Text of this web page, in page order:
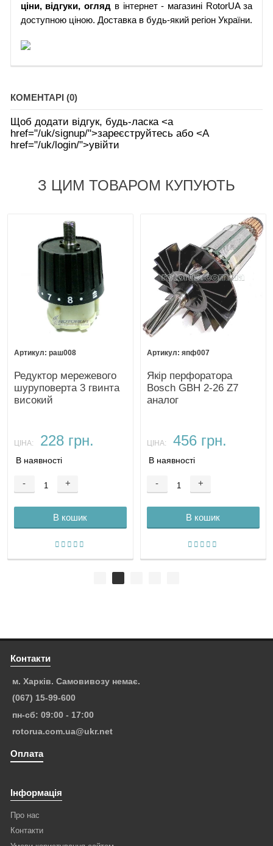
ціни, відгуки, огляд в інтернет - магазині RotorUA за
доступною ціною. Доставка в будь-який регіон України.
КОМЕНТАРІ (0)
Щоб додати відгук, будь-ласка <а
href="/uk/signup/">зареєструйтесь або <А
href="/uk/login/">увійти
З ЦИМ ТОВАРОМ КУПУЮТЬ
раш008
Редуктор мережевого
шуруповерта 3 гвинта
високий
ЦІНА: 228 грн.
В наявності
- +
В кошик
япф007
Якір перфоратора
Bosch GBH 2-26 Z7
аналог
ЦІНА: 456 грн.
В наявності
- +
В кошик
Контакти
м. Харків. Самовивозу немає.
(067) 15-99-600
пн-сб: 09:00 - 17:00
rotorua.com.ua@ukr.net
Оплата
Інформація
Про нас
Контакти